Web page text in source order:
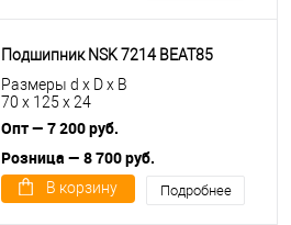
Подшипник NSK 7214 BEAT85
Размеры d x D x B
70 x 125 x 24
Опт — 7 200 руб.
Розница — 8 700 руб.
В корзину Подробнее